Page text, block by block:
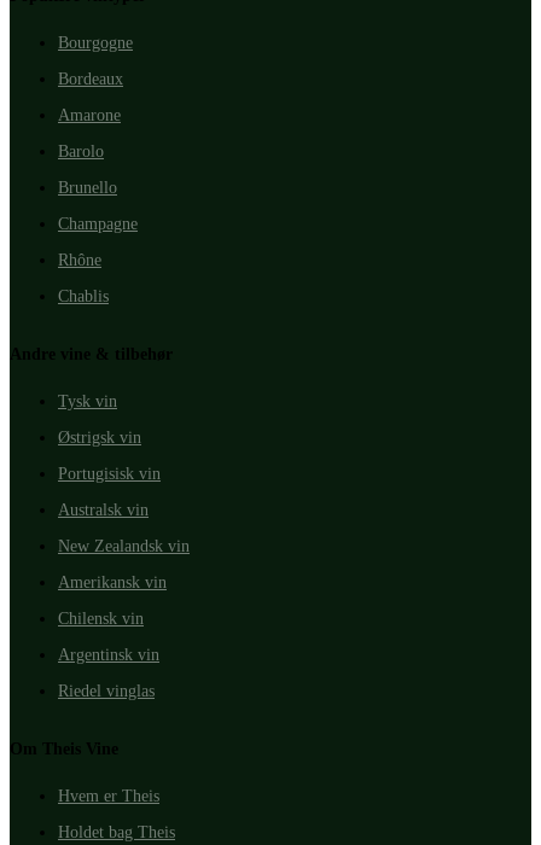
Bourgogne
Bordeaux
Amarone
Barolo
Brunello
Champagne
Rhône
Chablis
Andre vine & tilbehør
Tysk vin
Østrigsk vin
Portugisisk vin
Australsk vin
New Zealandsk vin
Amerikansk vin
Chilensk vin
Argentinsk vin
Riedel vinglas
Om Theis Vine
Hvem er Theis
Holdet bag Theis